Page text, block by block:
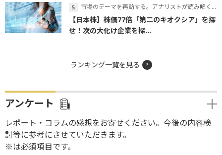
市場のテーマを再訪する。アナリストが読み解くテーマの本質
【日本株】株価77倍「第二のキオクシア」を探
せ！次の大化け企業を探...
ランキング一覧を見る
アンケート
レポート・コラムの感想をお寄せください。今後の内容検
討等に参考にさせていただきます。
※は必須項目です。